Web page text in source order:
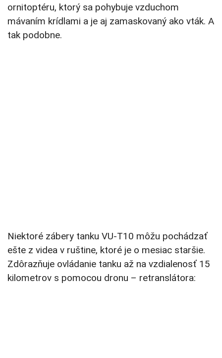
ornitoptéru, ktorý sa pohybuje vzduchom
mávaním krídlami a je aj zamaskovaný ako vták. A
tak podobne.
Niektoré zábery tanku VU-T10 môžu pochádzať
ešte z videa v ruštine, ktoré je o mesiac staršie.
Zdôrazňuje ovládanie tanku až na vzdialenosť 15
kilometrov s pomocou dronu – retranslátora: